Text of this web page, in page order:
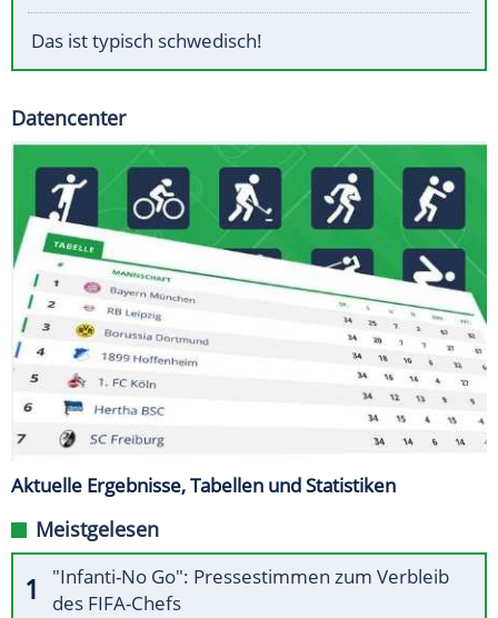
Das ist typisch schwedisch!
Datencenter
Aktuelle Ergebnisse, Tabellen und Statistiken
Meistgelesen
"Infanti-No Go": Pressestimmen zum Verbleib
des FIFA-Chefs